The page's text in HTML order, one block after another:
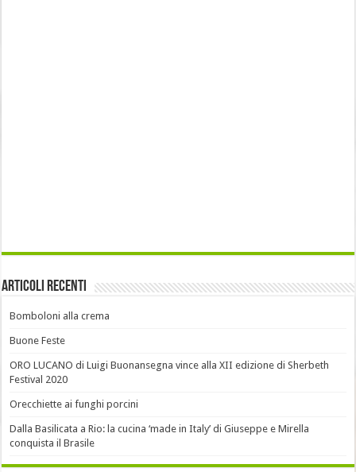
Articoli recenti
Bomboloni alla crema
Buone Feste
ORO LUCANO di Luigi Buonansegna vince alla XII edizione di Sherbeth
Festival 2020
Orecchiette ai funghi porcini
Dalla Basilicata a Rio: la cucina ‘made in Italy’ di Giuseppe e Mirella
conquista il Brasile